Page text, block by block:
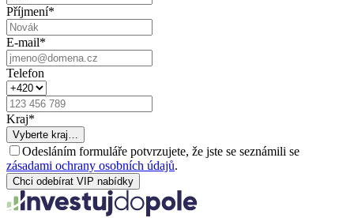
Příjmení*
E-mail*
Telefon
Kraj*
Vyberte kraj…
Odesláním formuláře potvrzujete, že jste se seznámili se
zásadami ochrany osobních údajů.
Chci odebírat VIP nabídky